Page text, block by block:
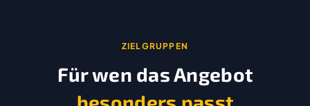
ZIELGRUPPEN
Für wen das Angebot